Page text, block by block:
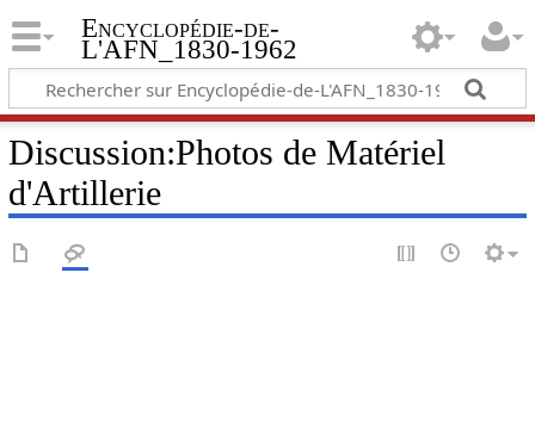
Encyclopédie-de-
L'AFN_1830-1962
Discussion:Photos de Matériel
d'Artillerie